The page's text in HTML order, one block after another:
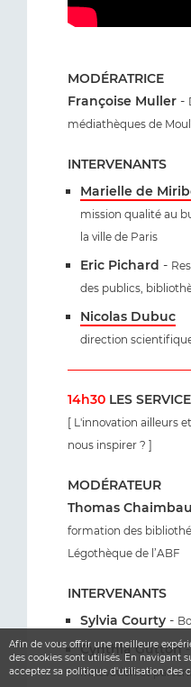
Afin de vous offrir une meilleure
des cookies sont utilisés. En navigant
acceptez sa politique d'utilisation des
MODÉRATRICE
Françoise Muller -
médiathèques de
INTERVENANTS
Marielle de
mission qualité au
la ville de Paris
Eric Pichard -
des publics,
Nicolas Dubuc
direction
14h30 LES
[ L'innovation ailleurs
nous inspirer ? ]
MODÉRATEUR
Thomas
formation des
Légothèque de l’ABF
INTERVENANTS
Sylvia Courty -
Cynthia Gutton
Innovation et